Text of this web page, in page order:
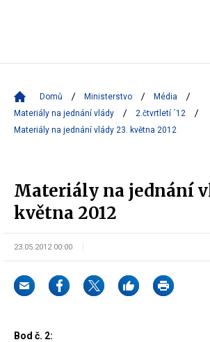
Domů Ministerstvo
Média
Materiály na jednání vlády
2.čtvrtletí ´12
Materiály na jednání vlády 23. května 2012
Materiály na jednání
května 2012
23.05.2012 00:00
Bod č. 2: